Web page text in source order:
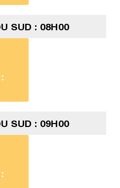
SUD : 08H00
SUD : 09H00